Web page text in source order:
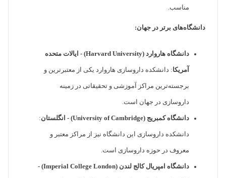
مناسب.
دانشگاه‌های برتر در جهان:
دانشگاه هاروارد (Harvard University) - ایالات متحده
آمریکا: دانشکده داروسازی هاروارد یکی از معتبرترین و
برجسته‌ترین مراکز آموزشی و تحقیقاتی در زمینه
داروسازی در جهان است.
دانشگاه کمبریج (University of Cambridge) - انگلستان :
دانشکده داروسازی این دانشگاه نیز از مراکز معتبر و
معروف در حوزه داروسازی است.
دانشگاه امپریال کالج لندن (Imperial College London) -